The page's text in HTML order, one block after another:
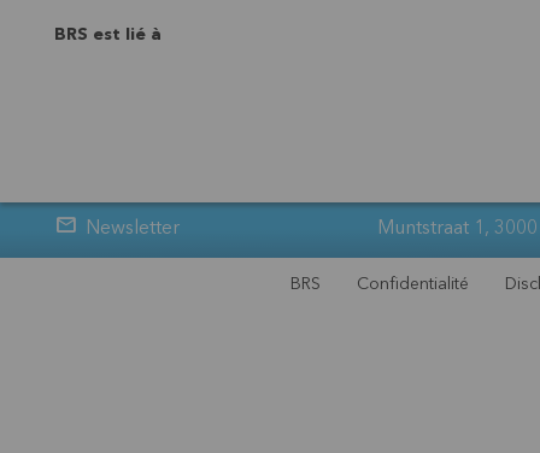
BRS est lié à
Newsletter Muntstraat 1,
BRS Confidentialité